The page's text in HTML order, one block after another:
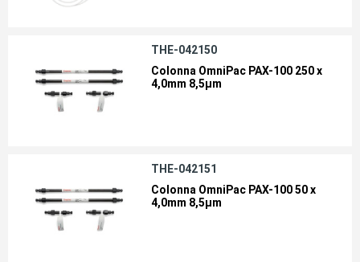
THE-042150
Colonna OmniPac PAX-100 250 x
4,0mm 8,5µm
THE-042151
Colonna OmniPac PAX-100 50 x
4,0mm 8,5µm